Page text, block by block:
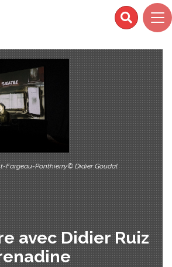
Fargeau-Ponthierry© Didier Goudal
avec Didier Ruiz